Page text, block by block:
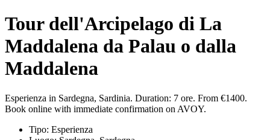
Tour dell'Arcipelago di La
Maddalena da Palau o dalla
Maddalena
Esperienza in Sardegna, Sardinia. Duration: 7 ore. From €1400.
Book online with immediate confirmation on AVOY.
Tipo: Esperienza